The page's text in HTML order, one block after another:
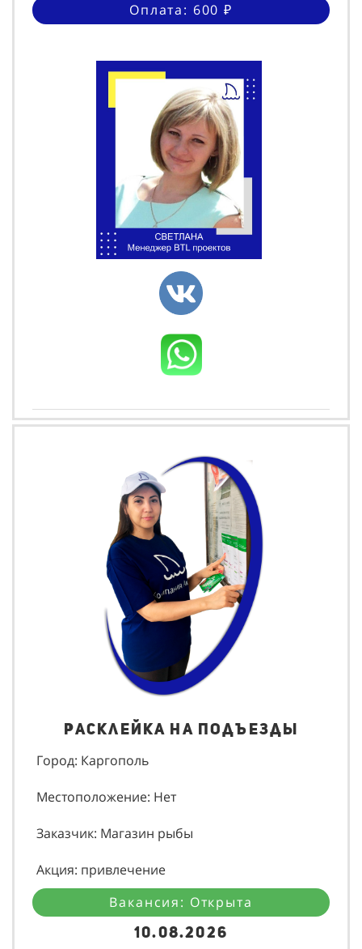
Оплата: 600 ₽
Расклейка на подъезды
Город: Каргополь
Местоположение: Нет
Заказчик: Магазин рыбы
Акция: привлечение
Вакансия: Открыта
10.08.2026